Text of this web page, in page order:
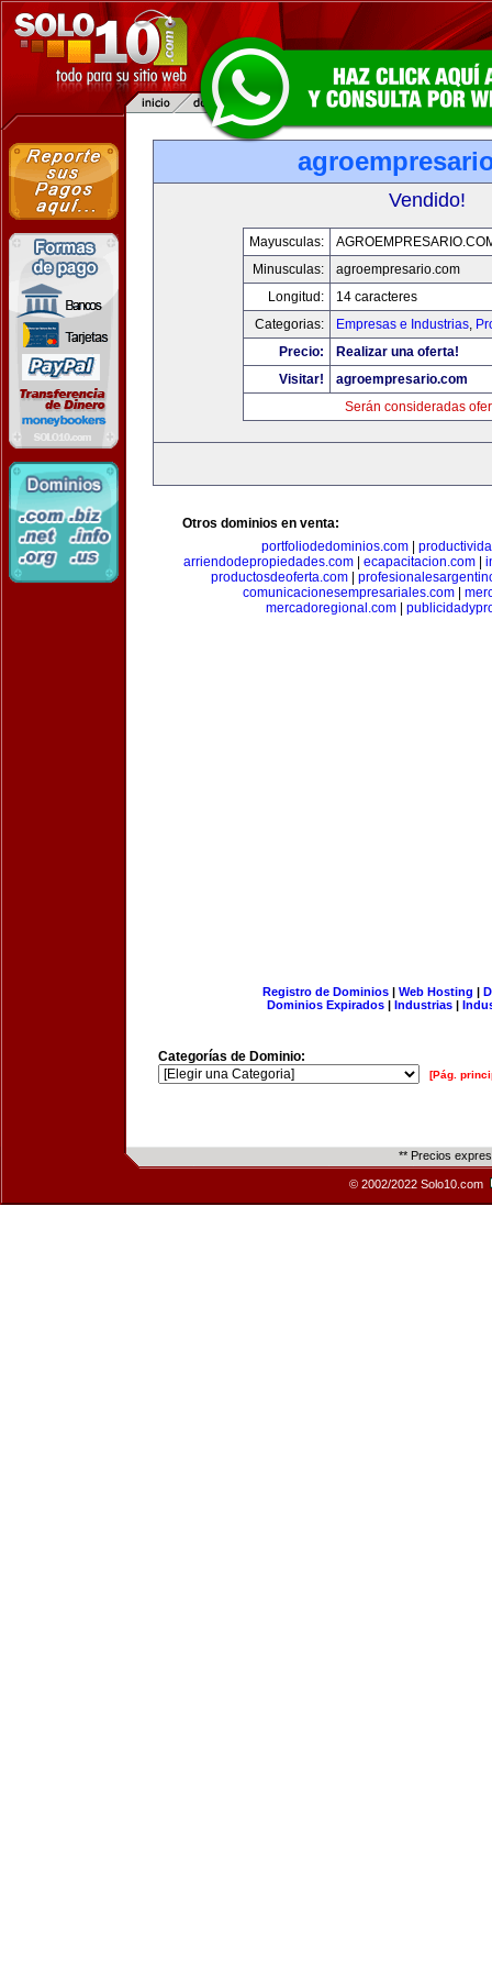
Vendido!
Mayusculas:
Minusculas:
agroempresario.com
Longitud:
14 caracteres
Categorias:
Empresas e Industrias,
Precio:
Realizar una oferta!
Visitar!
agroempresario.com
Serán consideradas
Otros dominios en venta:
portfoliodedominios.com
arriendodepropiedades.com| ecapacitacion.com|
productosdeoferta.com|
comunicacionesempresariales.com
mercadoregional.com
Registro de Dominios| Web Hosting |
Dominios Expirados | Industrias |
Categorías de Dominio:
[Pág.
** Precios
© 2002/2022 Solo10.com